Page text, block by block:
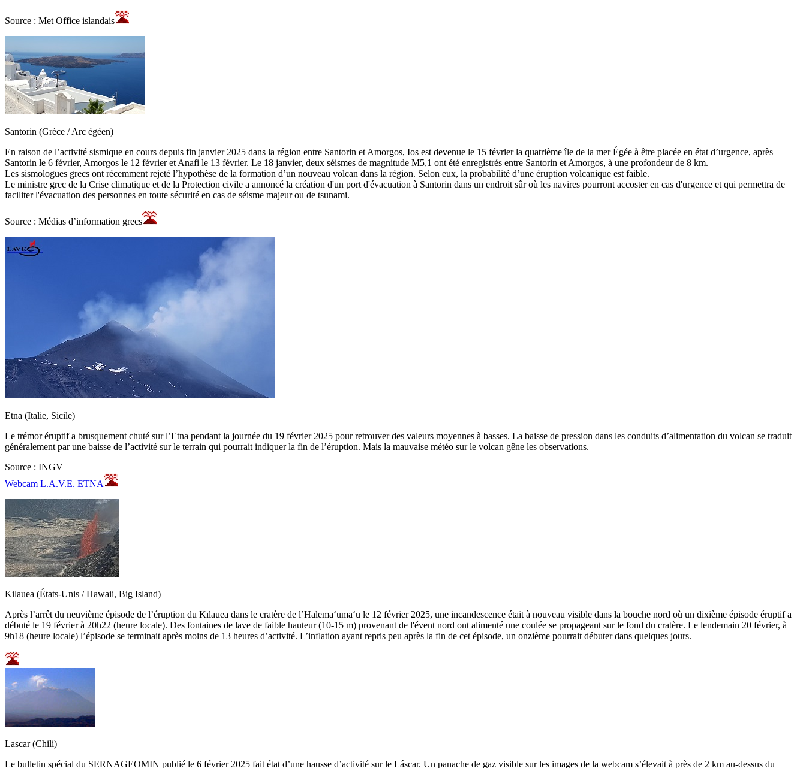
Source : Met Office islandais
Santorin (Grèce / Arc égéen)
En raison de l’activité sismique en cours depuis fin janvier 2025 dans la région entre Santorin et Amorgos, Ios est devenue le 15 février la quatrième île de la mer Égée à être placée en état d’urgence, après
Santorin le 6 février, Amorgos le 12 février et Anafi le 13 février. Le 18 janvier, deux séismes de magnitude M5,1 ont été enregistrés entre Santorin et Amorgos, à une profondeur de 8 km.
Les sismologues grecs ont récemment rejeté l’hypothèse de la formation d’un nouveau volcan dans la région. Selon eux, la probabilité d’une éruption volcanique est faible.
Le ministre grec de la Crise climatique et de la Protection civile a annoncé la création d'un port d'évacuation à Santorin dans un endroit sûr où les navires pourront accoster en cas d'urgence et qui permettra de
faciliter l'évacuation des personnes en toute sécurité en cas de séisme majeur ou de tsunami.
Source : Médias d’information grecs
Etna (Italie, Sicile)
Le trémor éruptif a brusquement chuté sur l’Etna pendant la journée du 19 février 2025 pour retrouver des valeurs moyennes à basses. La baisse de pression dans les conduits d’alimentation du volcan se traduit
généralement par une baisse de l’activité sur le terrain qui pourrait indiquer la fin de l’éruption. Mais la mauvaise météo sur le volcan gêne les observations.
Source : INGV
Webcam L.A.V.E. ETNA
Kilauea (États-Unis / Hawaii, Big Island)
Après l’arrêt du neuvième épisode de l’éruption du Kīlauea dans le cratère de l’Halemaʻumaʻu le 12 février 2025, une incandescence était à nouveau visible dans la bouche nord où un dixième épisode éruptif a
débuté le 19 février à 20h22 (heure locale). Des fontaines de lave de faible hauteur (10-15 m) provenant de l'évent nord ont alimenté une coulée se propageant sur le fond du cratère. Le lendemain 20 février, à
9h18 (heure locale) l’épisode se terminait après moins de 13 heures d’activité. L’inflation ayant repris peu après la fin de cet épisode, un onzième pourrait débuter dans quelques jours.
Lascar (Chili)
Le bulletin spécial du SERNAGEOMIN publié le 6 février 2025 fait état d’une hausse d’activité sur le Láscar. Un panache de gaz visible sur les images de la webcam s’élevait à près de 2 km au-dessus du